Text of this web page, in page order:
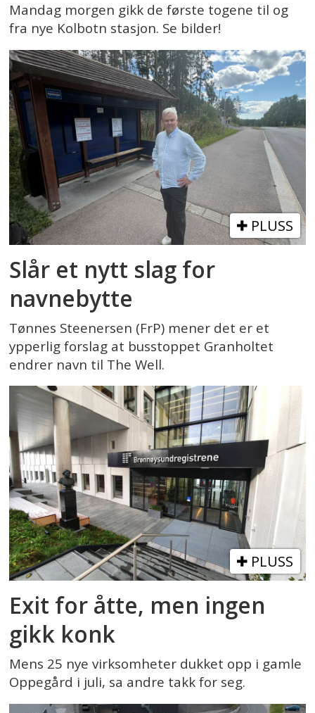
Mandag morgen gikk de første togene til og
fra nye Kolbotn stasjon. Se bilder!
PLUSS
Slår et nytt slag for
navnebytte
Tønnes Steenersen (FrP) mener det er et
ypperlig forslag at busstoppet Granholtet
endrer navn til The Well.
PLUSS
Exit for åtte, men ingen
gikk konk
Mens 25 nye virksomheter dukket opp i gamle
Oppegård i juli, sa andre takk for seg.